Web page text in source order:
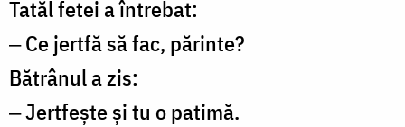
Tatăl fetei a întrebat:
‒ Ce jertfă să fac, părinte?
Bătrânul a zis:
‒ Jertfeşte şi tu o patimă.